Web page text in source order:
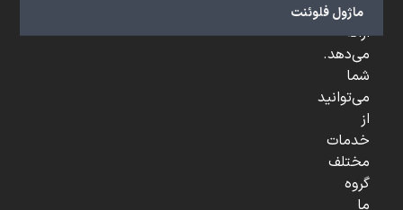
ماژول فلوئنت
...
ارائه
می‌دهد.
شما
می‌توانید
از
خدمات
مختلف
گروه
ما